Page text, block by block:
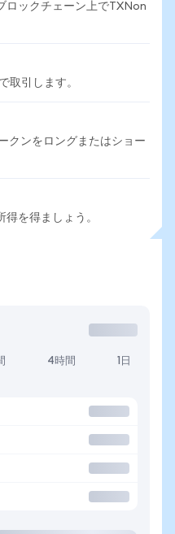
ロックチェーン上でTXNon
取引します。
クンをロングまたはショー
を得ましょう。
4時間 1日